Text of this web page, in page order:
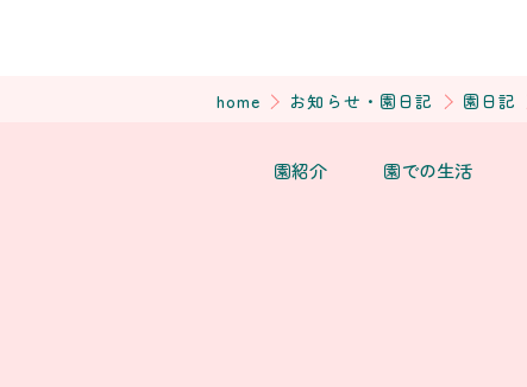
home お知らせ・園日記 園日記
園紹介 園での生活